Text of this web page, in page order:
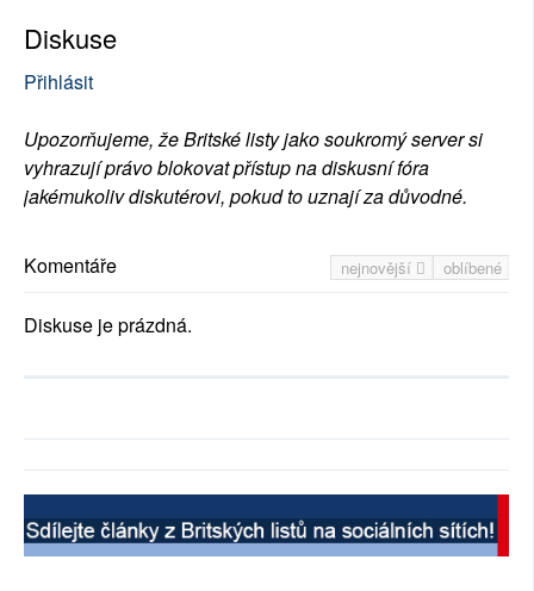
Diskuse
Přihlásit
Upozorňujeme, že Britské listy jako soukromý server si
vyhrazují právo blokovat přístup na diskusní fóra
jakémukoliv diskutérovi, pokud to uznají za důvodné.
nejnovější oblíbené
Komentáře
Diskuse je prázdná.